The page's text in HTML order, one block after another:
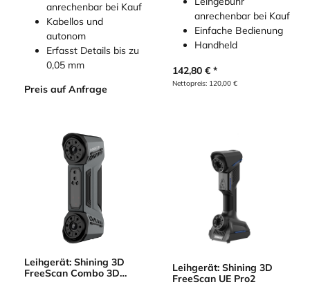
anrechenbar bei Kauf
Kabellos und
autonom
Erfasst Details bis zu
0,05 mm
Preis auf Anfrage
anrechenbar bei Kauf
Einfache Bedienung
Handheld
142,80€
Nettopreis: 120,00€
Leihgerät: Shining 3D
FreeScan Combo 3D
Leihgerät: Shining 3D
FreeScan UE Pro2